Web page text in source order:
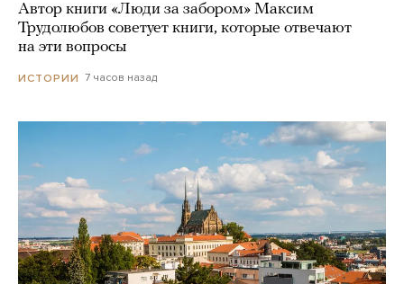
Автор книги «Люди за забором» Максим
Трудолюбов советует книги, которые отвечают
на эти вопросы
ИСТОРИИ 7 часов назад